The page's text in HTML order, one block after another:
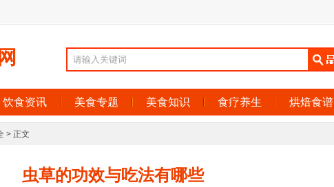
饮食资讯 美食专题 美食知识 食疗养生 烘焙食谱
> 正文
虫草的功效与吃法有哪些